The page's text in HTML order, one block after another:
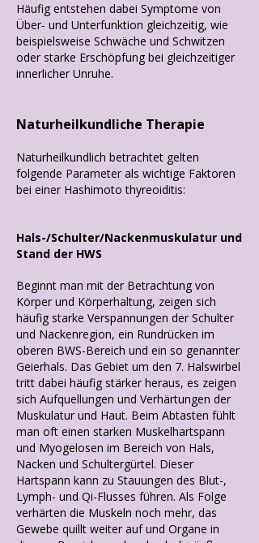
Häufig entstehen dabei Symptome von
Über- und Unterfunktion gleichzeitig, wie
beispielsweise Schwäche und Schwitzen
oder starke Erschöpfung bei gleichzeitiger
innerlicher Unruhe.
Naturheilkundliche Therapie
Naturheilkundlich betrachtet gelten
folgende Parameter als wichtige Faktoren
bei einer Hashimoto thyreoiditis:
Hals-/Schulter/Nackenmuskulatur und
Stand der HWS
Beginnt man mit der Betrachtung von
Körper und Körperhaltung, zeigen sich
häufig starke Verspannungen der Schulter
und Nackenregion, ein Rundrücken im
oberen BWS-Bereich und ein so genannter
Geierhals. Das Gebiet um den 7. Halswirbel
tritt dabei häufig stärker heraus, es zeigen
sich Aufquellungen und Verhärtungen der
Muskulatur und Haut. Beim Abtasten fühlt
man oft einen starken Muskelhartspann
und Myogelosen im Bereich von Hals,
Nacken und Schultergürtel. Dieser
Hartspann kann zu Stauungen des Blut-,
Lymph- und Qi-Flusses führen. Als Folge
verhärten die Muskeln noch mehr, das
Gewebe quillt weiter auf und Organe in